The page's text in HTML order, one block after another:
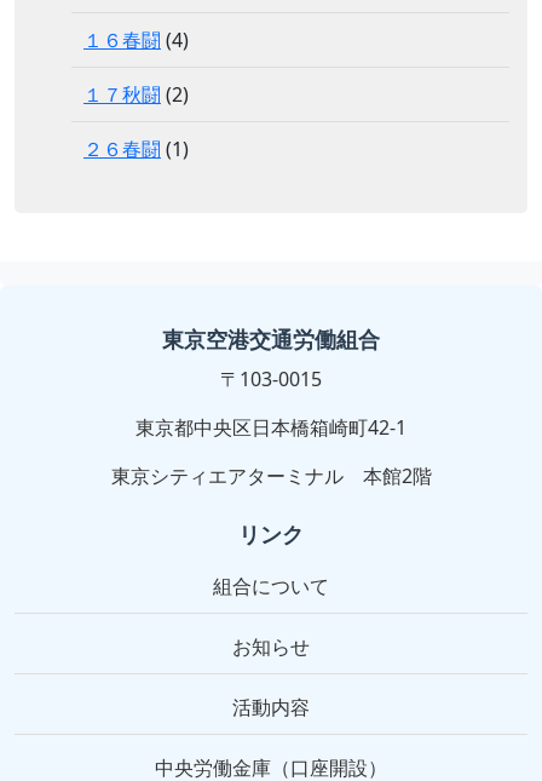
１６春闘 (4)
１７秋闘 (2)
２６春闘 (1)
東京空港交通労働組合
〒103-0015
東京都中央区日本橋箱崎町42-1
東京シティエアターミナル 本館2階
リンク
組合について
お知らせ
活動内容
中央労働金庫（口座開設）